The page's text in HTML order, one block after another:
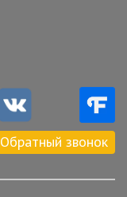
Обратный звонок